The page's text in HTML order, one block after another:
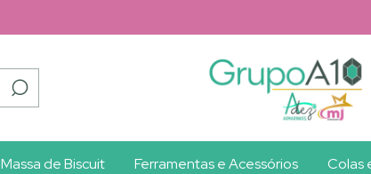
Massa de Biscuit Ferramentas e Acessórios Colas